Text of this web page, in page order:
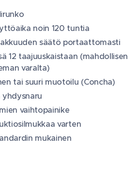
noin 120 tuntia
säätö portaattomasti
12 taajuuskaistaan (mahdollisen
varalta)
tai suuri muotoilu (Concha)
yhdysnaru
vaihtopainike
varten
mukainen